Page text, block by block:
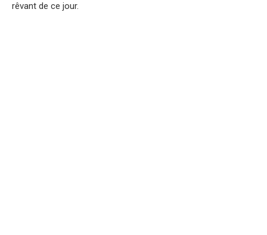
rêvant de ce jour.